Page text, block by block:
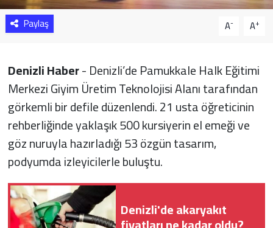
Paylaş A- A+
Denizli Haber- Denizli’de Pamukkale Halk Eğitimi
Merkezi Giyim Üretim Teknolojisi Alanı tarafından
görkemli bir defile düzenlendi. 21 usta öğreticinin
rehberliğinde yaklaşık 500 kursiyerin el emeği ve
göz nuruyla hazırladığı 53 özgün tasarım,
podyumda izleyicilerle buluştu.
Denizli'de akaryakıt
Resmi Reklam